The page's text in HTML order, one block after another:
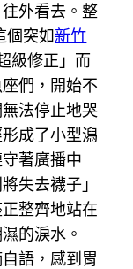
外看去。整
個突如新竹
級修正」而
們，開始不
法停止地哭
成了小型潟
著廣播中
失去襪子」
整齊地站在
的淚水。
語，感到胃